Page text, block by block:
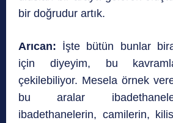
bir doğrudur artık.
Arıcan: İşte bütün bunlar
için diyeyim, bu
çekilebiliyor. Mesela örnek
bu aralar
ibadethanelerin, camilerin,